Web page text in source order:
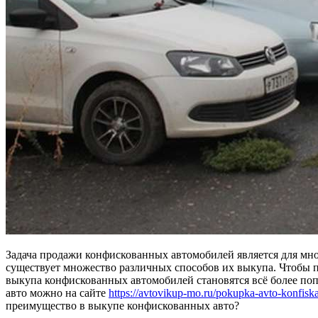
Задача продажи конфискованных автомобилей является для
существует множество различных способов их выкупа.
выкупа конфискованных автомобилей становятся всё более
авто можно на сайте https://avtovikup-mo.ru/pokupka-avto-
преимущество в выкупе конфискованных авто?